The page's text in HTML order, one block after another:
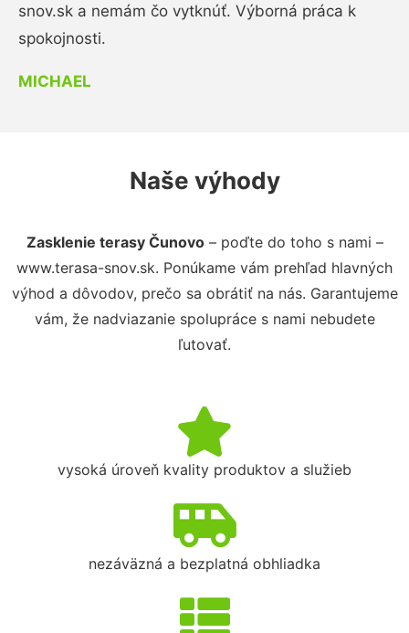
snov.sk a nemám čo vytknúť. Výborná práca k
spokojnosti.
MICHAEL
Naše výhody
Zasklenie terasy Čunovo– poďte do toho s nami –
www.terasa-snov.sk. Ponúkame vám prehľad hlavných
výhod a dôvodov, prečo sa obrátiť na nás. Garantujeme
vám, že nadviazanie spolupráce s nami nebudete
ľutovať.
vysoká úroveň kvality produktov a služieb
nezáväzná a bezplatná obhliadka